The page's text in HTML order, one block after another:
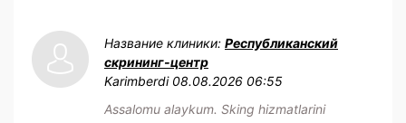
Название клиники: Республиканский
скрининг-центр
Karimberdi 08.08.2026 06:55
Assalomu alaykum. Sking hizmatlarini